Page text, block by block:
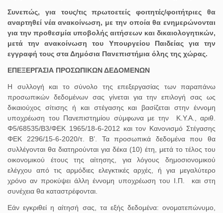
Συνεπώς, για τους/τις πρωτοετείς φοιτητές/φοιτήτριες θα
αναρτηθεί νέα ανακοίνωση, με την οποία θα ενημερώνονται
για την προθεσμία υποβολής αιτήσεων και δικαιολογητικών,
μετά την ανακοίνωση του Υπουργείου Παιδείας για την
εγγραφή τους στα Δημόσια Πανεπιστήμια όλης της χώρας.
ΕΠΕΞΕΡΓΑΣΙΑ ΠΡΟΣΩΠΙΚΩΝ ΔΕΔΟΜΕΝΩΝ
Η συλλογή και το σύνολο της επεξεργασίας των παραπάνω
προσωπικών δεδομένων σας γίνεται για την επιλογή σας ως
δικαιούχος σίτισης ή και στέγασης και βασίζεται στην έννομη
υποχρέωση του Πανεπιστημίου σύμφωνα με την Κ.Υ.Α., αριθ.
Φ5/68535/Β3/ΦΕΚ 1965/18-6-2012 και τον Κανονισμό Στέγασης
ΦΕΚ 2296/15-6-2020/τ. Β’. Τα προσωπικά δεδομένα που θα
συλλέγονται θα διατηρούνται για δέκα (10) έτη, μετά το τέλος του
οικονομικού έτους της αίτησης, για λόγους δημοσιονομικού
ελέγχου από τις αρμόδιες ελεγκτικές αρχές, ή για μεγαλύτερο
χρόνο αν προκύψει άλλη έννομη υποχρέωση του Ι.Π. και στη
συνέχεια θα καταστρέφονται.
Εάν εγκριθεί η αίτησή σας, τα εξής δεδομένα: ονοματεπώνυμο,